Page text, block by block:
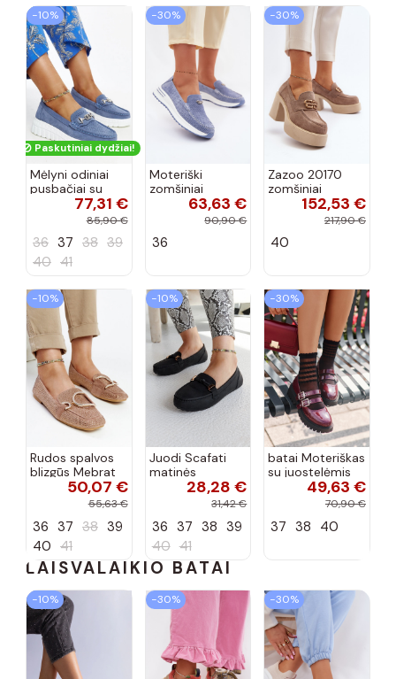
−10%
Paskutiniai dydžiai!
Mėlyni odiniai
pusbačiai su
dekoratyvine
sagtimi Taija
77,31 €
85,90 €
36 37 38 39
40 41
−30%
Moteriški
zomšiniai
mokasinai
Demela mėlynos
63,63 €
90,90 €
36
−30%
Zazoo 20170
zomšiniai
bateliai su
kulniukais smėlio
152,53 €
217,90 €
40
−10%
Rudos spalvos
blizgūs Mebrat
bateliai50,07 €
55,63 €
36 37 38 39
40 41
−10%
Juodi Scafati
matinės
apdailos bateliai
28,28 €
31,42 €
36 37 38 39
40 41
−30%
batai Moteriškas
su juostelėmis
su lako efektu
bordo spalvos
49,63 €
70,90 €
37 38 40
LAISVALAIKIO BATAI
−10% −30% −30%